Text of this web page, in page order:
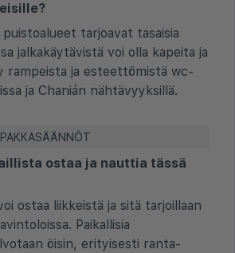
tarjoavat tasaisia
jalkakäytävistä voi olla kapeita ja
rampeista ja esteettömistä wc-
ja Chanián nähtävyyksillä.
ostaa ja nauttia tässä
ostaa liikkeistä ja sitä tarjoillaan
Paikallisia
öisin, erityisesti ranta-